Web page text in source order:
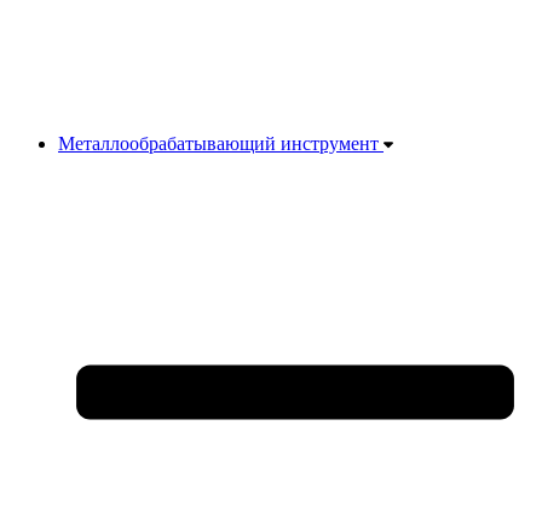
Металлообрабатывающий инструмент